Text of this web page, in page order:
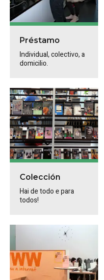
Préstamo
Individual, colectivo, a
domicilio.
Colección
Hai de todo e para
todos!